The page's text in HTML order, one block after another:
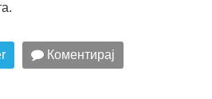
Коментирај